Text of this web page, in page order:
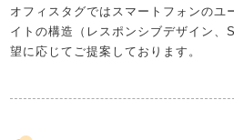
オフィスタグではスマートフォンのユ
イトの構造（レスポンシブデザイン、
望に応じてご提案しております。